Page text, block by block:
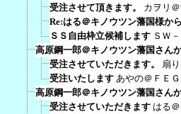
受注させて頂きます。
カヲリ
Re:はる＠キノウツン藩国様か
ＳＳ自由枠立候補します ＳＷ
高原鋼一郎＠キノウツン藩国さん
受注させていただきます。
扇
受注いたします あやの＠ＦＥＧ
高原鋼一郎＠キノウツン藩国さん
受注させていただきます はる